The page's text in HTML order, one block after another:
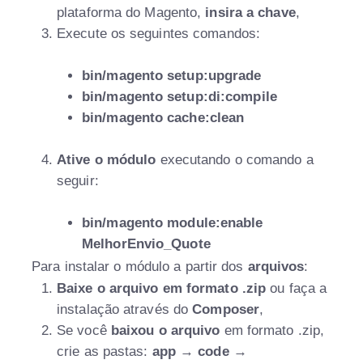
plataforma do Magento, insira a chave,
Execute os seguintes comandos:
bin/magento setup:upgrade
bin/magento setup:di:compile
bin/magento cache:clean
Ative o módulo executando o comando a
seguir:
bin/magento module:enable
MelhorEnvio_Quote
Para instalar o módulo a partir dos arquivos:
Baixe o arquivo em formato .zip ou faça a
instalação através doComposer,
Se você baixou o arquivo em formato .zip,
crie as pastas: app→code→